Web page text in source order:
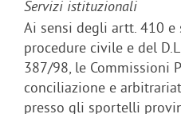
Servizi istituzionali
Ai sensi degli artt. 410 e
procedure civile e del
387/98, le Commissioni
conciliazione e
presso gli sportelli